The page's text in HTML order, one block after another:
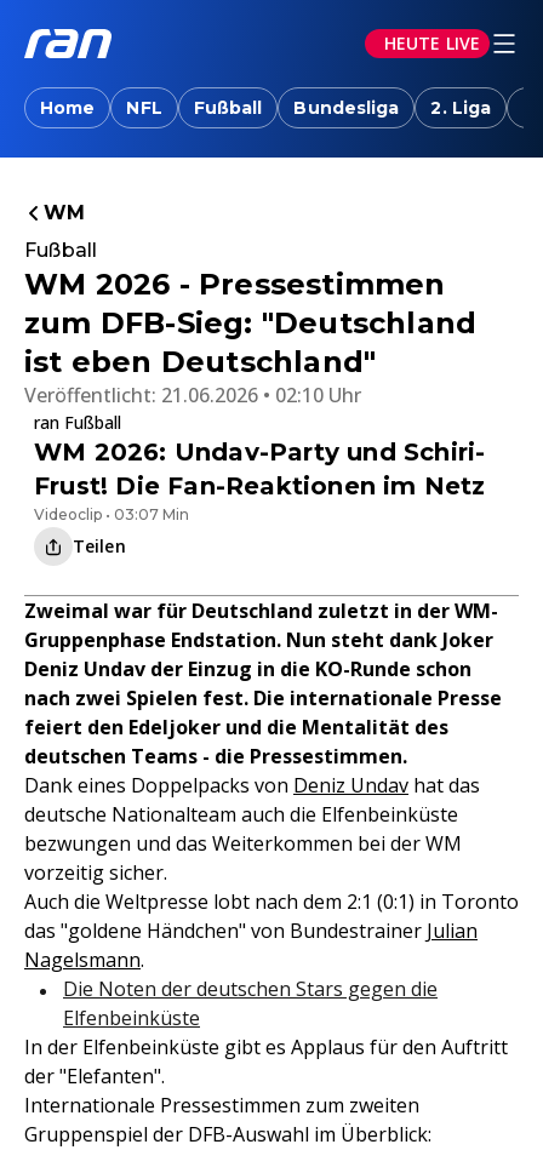
HEUTE LIVE
Home NFL Fußball Bundesliga 2. Liga
WM
Fußball
WM 2026 - Pressestimmen
zum DFB-Sieg: "Deutschland
ist eben Deutschland"
Veröffentlicht: 21.06.2026 • 02:10 Uhr
ran Fußball
WM 2026: Undav-Party und Schiri-
Frust! Die Fan-Reaktionen im Netz
Videoclip • 03:07 Min
Teilen
Zweimal war für Deutschland zuletzt in der WM-
Gruppenphase Endstation. Nun steht dank Joker
Deniz Undav der Einzug in die KO-Runde schon
nach zwei Spielen fest. Die internationale Presse
feiert den Edeljoker und die Mentalität des
deutschen Teams - die Pressestimmen.
Dank eines Doppelpacks von Deniz Undav hat das
deutsche Nationalteam auch die Elfenbeinküste
bezwungen und das Weiterkommen bei der WM
vorzeitig sicher.
Auch die Weltpresse lobt nach dem 2:1 (0:1) in Toronto
das "goldene Händchen" von Bundestrainer Julian
Nagelsmann.
Die Noten der deutschen Stars gegen die
Elfenbeinküste
In der Elfenbeinküste gibt es Applaus für den Auftritt
der "Elefanten".
Internationale Pressestimmen zum zweiten
Gruppenspiel der DFB-Auswahl im Überblick: